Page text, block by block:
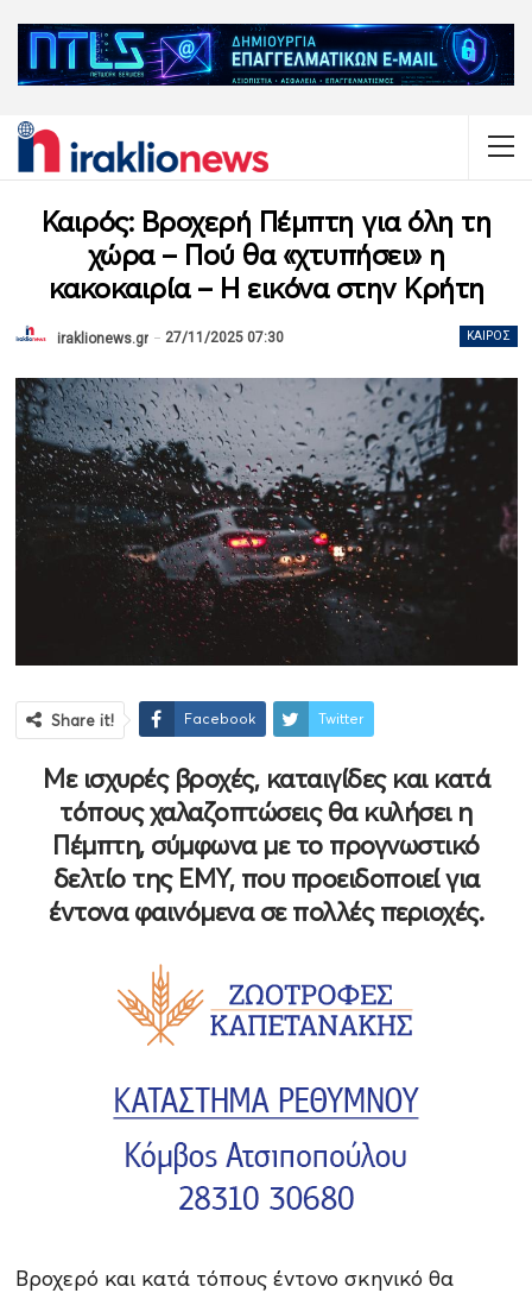
Καιρός: Βροχερή Πέμπτη για όλη τη
χώρα – Πού θα «χτυπήσει» η
κακοκαιρία – Η εικόνα στην Κρήτη
ΚΑΙΡΌΣ
iraklionews.gr 27/11/2025 07:30
Share it! Facebook Twitter
Με ισχυρές βροχές, καταιγίδες και κατά
τόπους χαλαζοπτώσεις θα κυλήσει η
Πέμπτη, σύμφωνα με το προγνωστικό
δελτίο της ΕΜΥ, που προειδοποιεί για
έντονα φαινόμενα σε πολλές περιοχές.
Βροχερό και κατά τόπους έντονο σκηνικό θα